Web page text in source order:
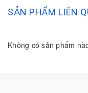
SẢN PHẨM LIÊN
Không có sản phẩm